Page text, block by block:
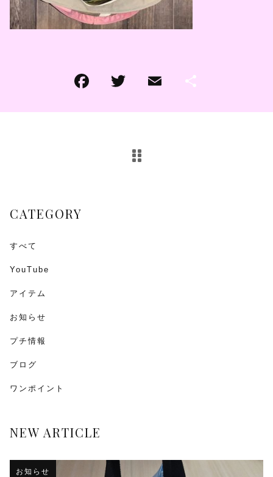
CATEGORY
すべて
YouTube
アイテム
お知らせ
プチ情報
ブログ
ワンポイント
NEW ARTICLE
お知らせ
その他